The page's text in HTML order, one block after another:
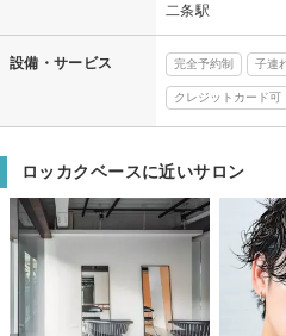
二条駅
設備・サービス 完全予約制 子連
クレジットカード可
ロッカクベースに近いサロン